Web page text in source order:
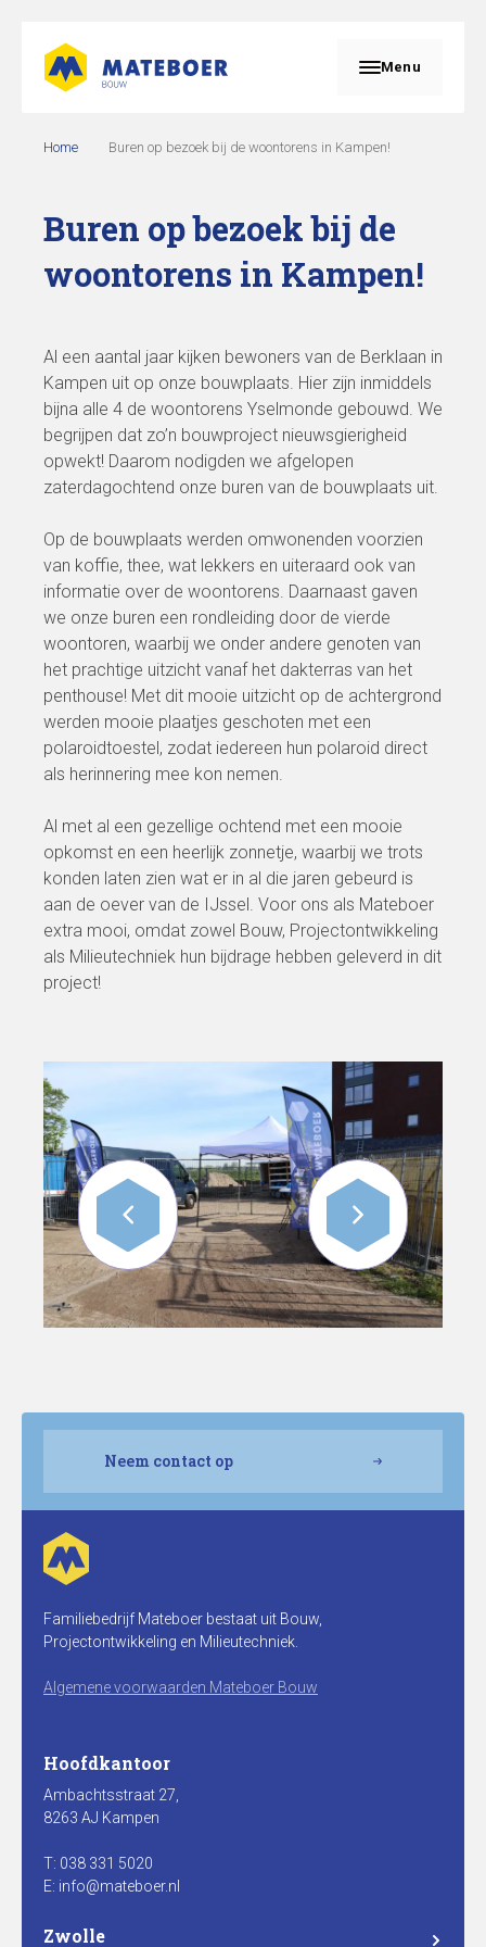
Menu
Home Buren op bezoek bij de woontorens in Kampen!
Buren op bezoek bij de
woontorens in Kampen!
Al een aantal jaar kijken bewoners van de Berklaan in
Kampen uit op onze bouwplaats. Hier zijn inmiddels
bijna alle 4 de woontorens Yselmonde gebouwd. We
begrijpen dat zo’n bouwproject nieuwsgierigheid
opwekt! Daarom nodigden we afgelopen
zaterdagochtend onze buren van de bouwplaats uit.
Op de bouwplaats werden omwonenden voorzien
van koffie, thee, wat lekkers en uiteraard ook van
informatie over de woontorens. Daarnaast gaven
we onze buren een rondleiding door de vierde
woontoren, waarbij we onder andere genoten van
het prachtige uitzicht vanaf het dakterras van het
penthouse! Met dit mooie uitzicht op de achtergrond
werden mooie plaatjes geschoten met een
polaroidtoestel, zodat iedereen hun polaroid direct
als herinnering mee kon nemen.
Al met al een gezellige ochtend met een mooie
opkomst en een heerlijk zonnetje, waarbij we trots
konden laten zien wat er in al die jaren gebeurd is
aan de oever van de IJssel. Voor ons als Mateboer
extra mooi, omdat zowel Bouw, Projectontwikkeling
als Milieutechniek hun bijdrage hebben geleverd in dit
project!
Neem contact op
Familiebedrijf Mateboer bestaat uit Bouw,
Projectontwikkeling en Milieutechniek.
Algemene voorwaarden Mateboer Bouw
Hoofdkantoor
Ambachtsstraat 27,
8263 AJ Kampen
T: 038 331 5020
E: info@mateboer.nl
Zwolle